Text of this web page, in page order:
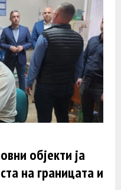
објекти ја
на границата и